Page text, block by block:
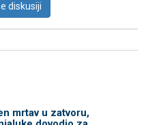
diskusiji
mrtav u zatvoru,